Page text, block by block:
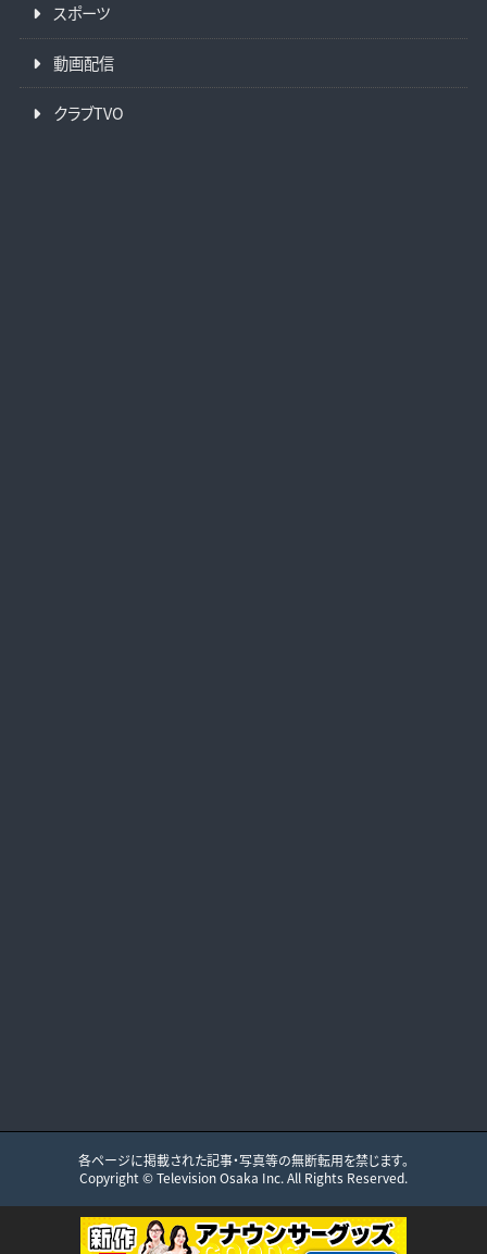
スポーツ
動画配信
クラブTVO
各ページに掲載された記事・写真等の無断転用を禁じます。
Copyright ©Television Osaka Inc. All Rights Reserved.